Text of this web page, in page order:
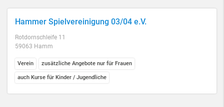
Hammer Spielvereinigung 03/04 e.V.
Rotdornschleife 11
59063 Hamm
Verein zusätzliche Angebote nur für Frauen
auch Kurse für Kinder / Jugendliche